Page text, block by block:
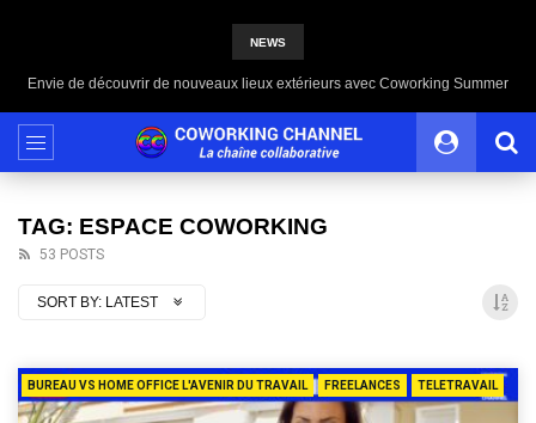
NEWS
Envie de découvrir de nouveaux lieux extérieurs avec Coworking Summer
TAG: ESPACE COWORKING
53 POSTS
SORT BY: LATEST
BUREAU VS HOME OFFICE L'AVENIR DU TRAVAIL FREELANCES TELETRAVAIL